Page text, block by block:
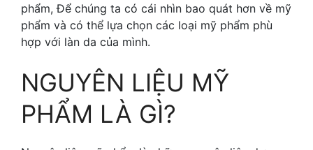
phẩm, Để chúng ta có cái nhìn bao quát hơn về mỹ
phẩm và có thể lựa chọn các loại mỹ phẩm phù
hợp với làn da của mình.
NGUYÊN LIỆU MỸ
PHẨM LÀ GÌ?